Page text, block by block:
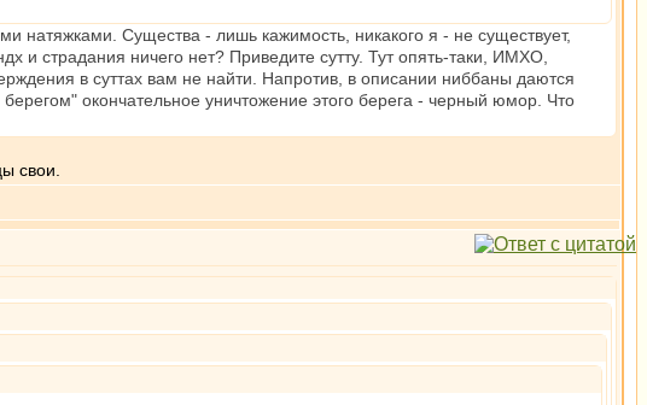
натяжками. Существа - лишь кажимость, никакого я - не существует,
и страдания ничего нет? Приведите сутту. Тут опять-таки, ИМХО,
в суттах вам не найти. Напротив, в описании ниббаны даются
окончательное уничтожение этого берега - черный юмор. Что
свои.